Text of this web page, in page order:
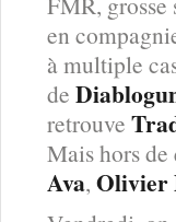
en
à multiple
de
retrouve
Mais hors
Ava, Olivier